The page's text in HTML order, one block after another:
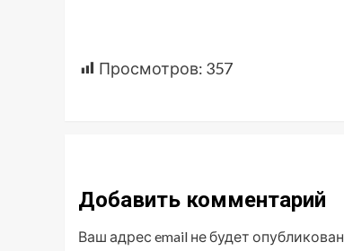
Просмотров: 357
Добавить комментарий
Ваш адрес email не будет опубликован.